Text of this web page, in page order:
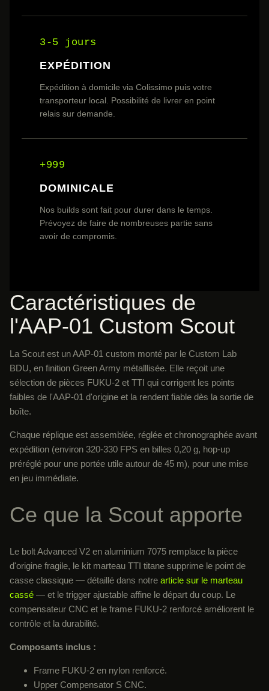
3-5 jours
EXPÉDITION
Expédition à domicile via Colissimo puis votre
transporteur local. Possibilité de livrer en point
relais sur demande.
+999
DOMINICALE
Nos builds sont fait pour durer dans le temps.
Prévoyez de faire de nombreuses partie sans
avoir de compromis.
Caractéristiques de
l'AAP-01 Custom Scout
La Scout est un AAP-01 custom monté par le Custom Lab
BDU, en finition Green Army métalllisée. Elle reçoit une
sélection de pièces FUKU-2 et TTI qui corrigent les points
faibles de l'AAP-01 d'origine et la rendent fiable dès la sortie de
boîte.
Chaque réplique est assemblée, réglée et chronographée avant
expédition (environ 320-330 FPS en billes 0,20 g, hop-up
préréglé pour une portée utile autour de 45 m), pour une mise
en jeu immédiate.
Ce que la Scout apporte
Le bolt Advanced V2 en aluminium 7075 remplace la pièce
d'origine fragile, le kit marteau TTI titane supprime le point de
casse classique — détaillé dans notre article sur le marteau
cassé — et le trigger ajustable affine le départ du coup. Le
compensateur CNC et le frame FUKU-2 renforcé améliorent le
contrôle et la durabilité.
Composants inclus :
Frame FUKU-2 en nylon renforcé.
Upper Compensator S CNC.